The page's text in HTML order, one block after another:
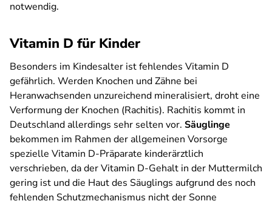
notwendig.
Vitamin D für Kinder
Besonders im Kindesalter ist fehlendes Vitamin D
gefährlich. Werden Knochen und Zähne bei
Heranwachsenden unzureichend mineralisiert, droht eine
Verformung der Knochen (Rachitis). Rachitis kommt in
Deutschland allerdings sehr selten vor. Säuglinge
bekommen im Rahmen der allgemeinen Vorsorge
spezielle Vitamin D-Präparate kinderärztlich
verschrieben, da der Vitamin D-Gehalt in der Muttermilch
gering ist und die Haut des Säuglings aufgrund des noch
fehlenden Schutzmechanismus nicht der Sonne